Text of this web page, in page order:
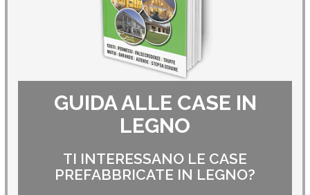
GUIDA ALLE CASE IN
LEGNO
TI INTERESSANO LE CASE
PREFABBRICATE IN LEGNO?